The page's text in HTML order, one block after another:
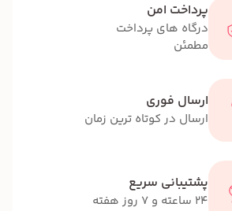
پرداخت امن
درگاه های پرداخت
مطمئن
ارسال فوری
ارسال در کوتاه ترین زمان
پشتیبانی سریع
24 ساعته و 7 روز هفته